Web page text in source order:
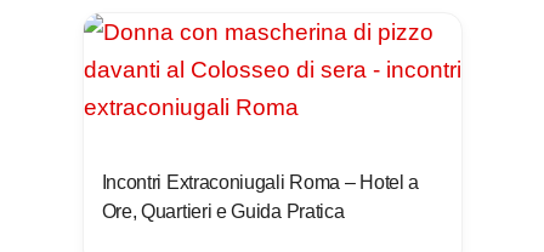
Incontri Extraconiugali Roma – Hotel a
Ore, Quartieri e Guida Pratica